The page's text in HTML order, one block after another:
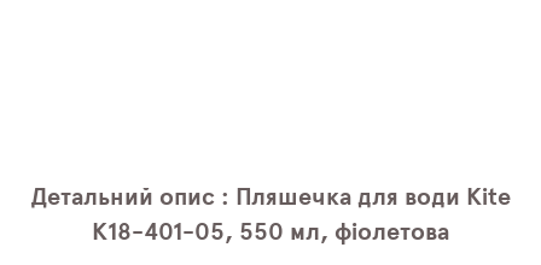
Детальний опис : Пляшечка для води Kite
K18-401-05, 550 мл, фіолетова